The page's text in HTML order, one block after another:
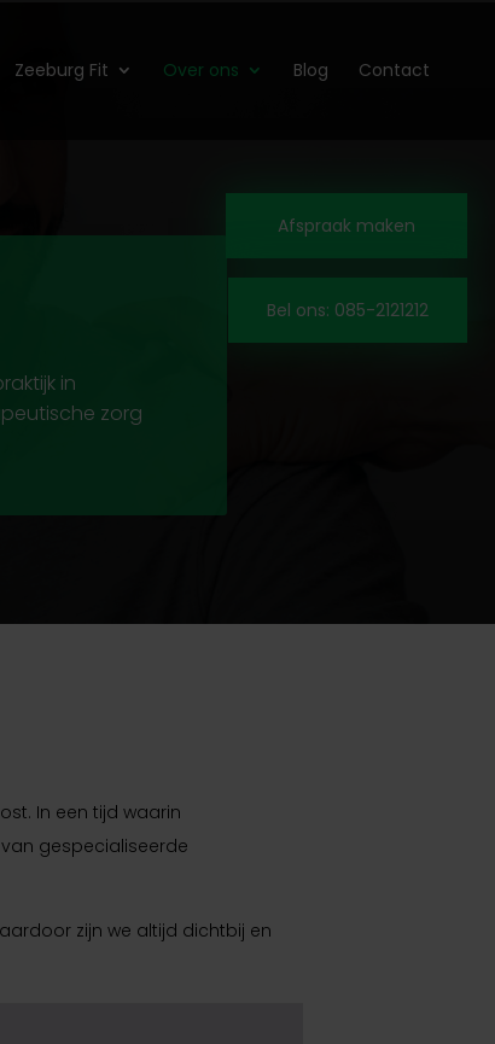
Zeeburg Fit Over ons Blog Contact
Afspraak maken
Bel ons: 085-2121212
in
zorg
In een tijd waarin
gespecialiseerde
zijn we altijd dichtbij en